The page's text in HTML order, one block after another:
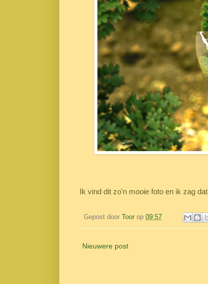
Ik vind dit zo'n mooie foto en ik zag
Gepost door Toor op 09:57
Nieuwere post